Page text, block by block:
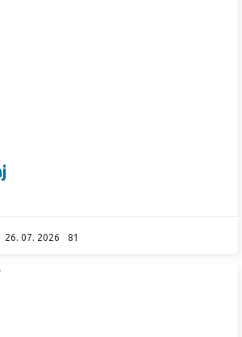
26. 07. 2026 81